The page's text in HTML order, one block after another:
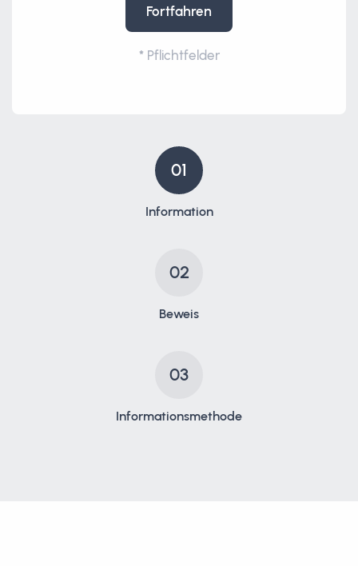
Fortfahren
* Pflichtfelder
01
Information
02
Beweis
03
Informationsmethode